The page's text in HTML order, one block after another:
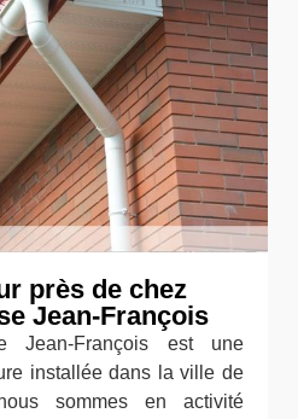
près de chez
Jean-François
Jean-François est une
installée dans la ville de
sommes en activité